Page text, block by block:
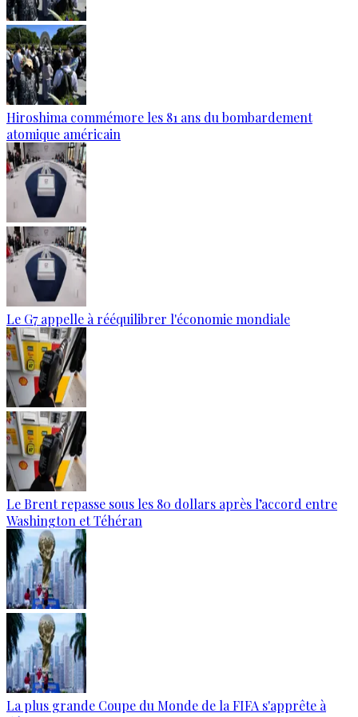
Hiroshima commémore les 81 ans du bombardement
atomique américain
Le G7 appelle à rééquilibrer l'économie mondiale
Le Brent repasse sous les 80 dollars après l’accord entre
Washington et Téhéran
La plus grande Coupe du Monde de la FIFA s'apprête à